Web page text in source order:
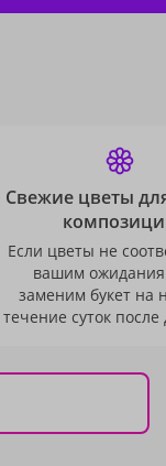
Свежие цветы
Если цветы не
вашим
заменим букет на
течение суток после